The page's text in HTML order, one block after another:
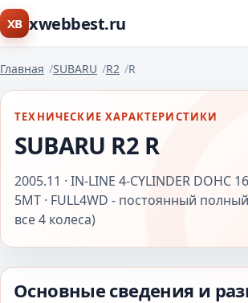
XB xwebbest.ru
Главная SUBARU R2 R
ТЕХНИЧЕСКИЕ ХАРАКТЕРИСТИКИ
SUBARU R2 R
2005.11 · IN-LINE 4-CYLINDER DOHC 16
5MT · FULL4WD - постоянный
все 4 колеса)
Основные сведения и